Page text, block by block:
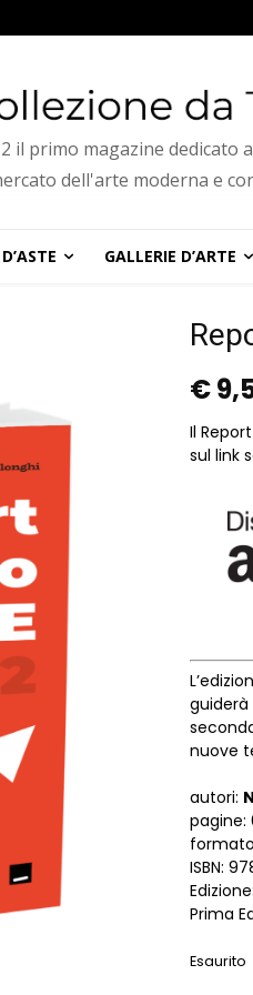
il primo magazine dedicato
dell'arte moderna e
GALLERIE D’ARTE
€
Il
sul link
nuove
autori:
pagine:
ISBN:
Prima
Esaurito